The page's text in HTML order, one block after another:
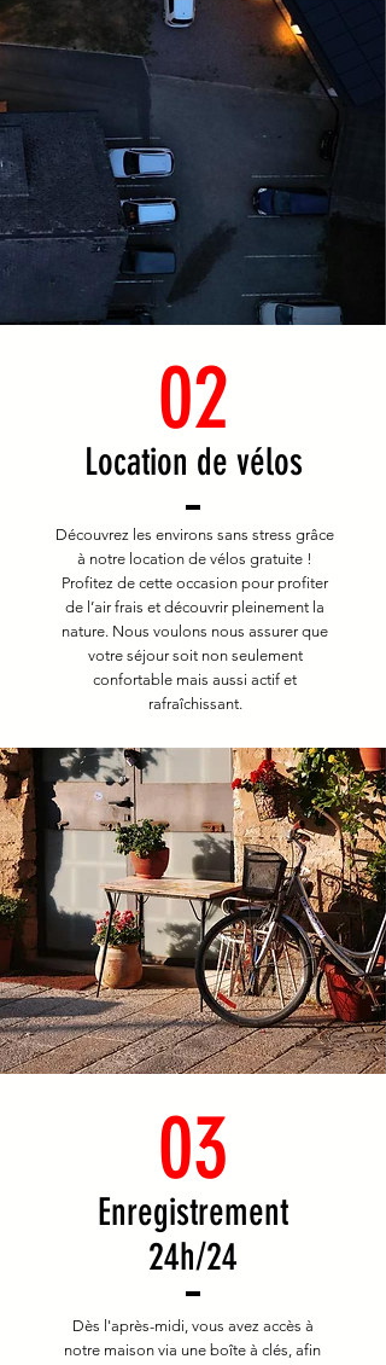
02
Location de vélos
Découvrez les environs sans stress grâce
à notre location de vélos gratuite !
Profitez de cette occasion pour profiter
de l’air frais et découvrir pleinement la
nature. Nous voulons nous assurer que
votre séjour soit non seulement
confortable mais aussi actif et
rafraîchissant.
Enregistrement
24h/24
03
Dès l'après-midi, vous avez accès à
notre maison via une boîte à clés, afin